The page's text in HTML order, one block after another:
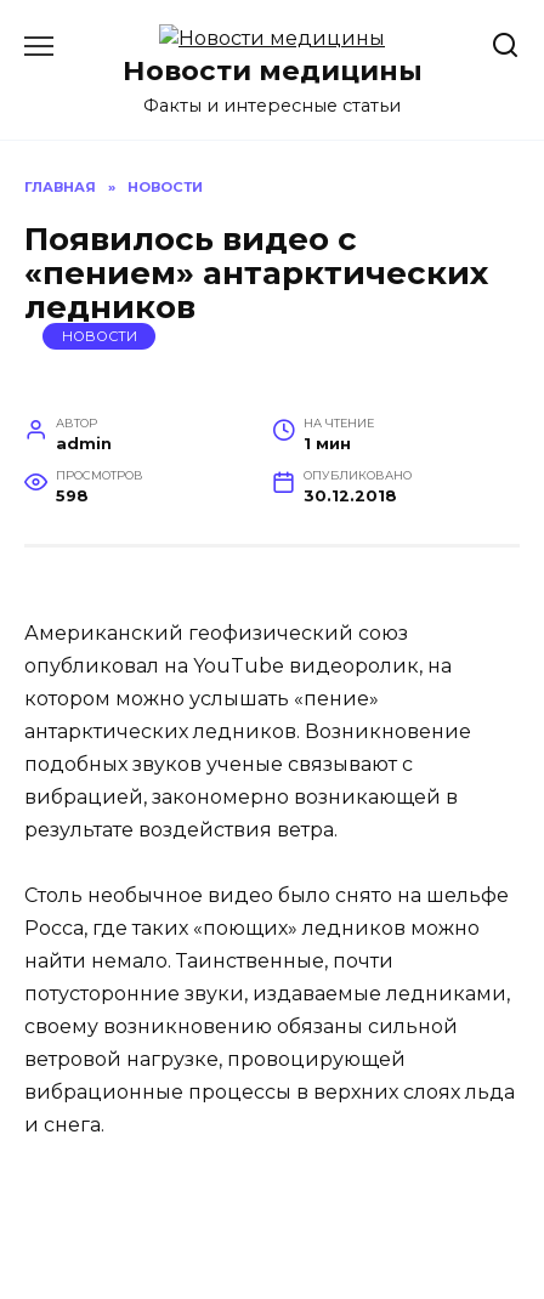
содержаниюНовости медицины
Факты и интересные статьи
ГЛАВНАЯ » НОВОСТИ
Появилось видео с
«пением» антарктических
ледников
НОВОСТИ
АВТОР
admin
НА ЧТЕНИЕ
1 мин
ПРОСМОТРОВ
598
ОПУБЛИКОВАНО
30.12.2018
Американский геофизический союз
опубликовал на YouTube видеоролик, на
котором можно услышать «пение»
антарктических ледников. Возникновение
подобных звуков ученые связывают с
вибрацией, закономерно возникающей в
результате воздействия ветра.
Столь необычное видео было снято на шельфе
Росса, где таких «поющих» ледников можно
найти немало. Таинственные, почти
потусторонние звуки, издаваемые ледниками,
своему возникновению обязаны сильной
ветровой нагрузке, провоцирующей
вибрационные процессы в верхних слоях льда
и снега.